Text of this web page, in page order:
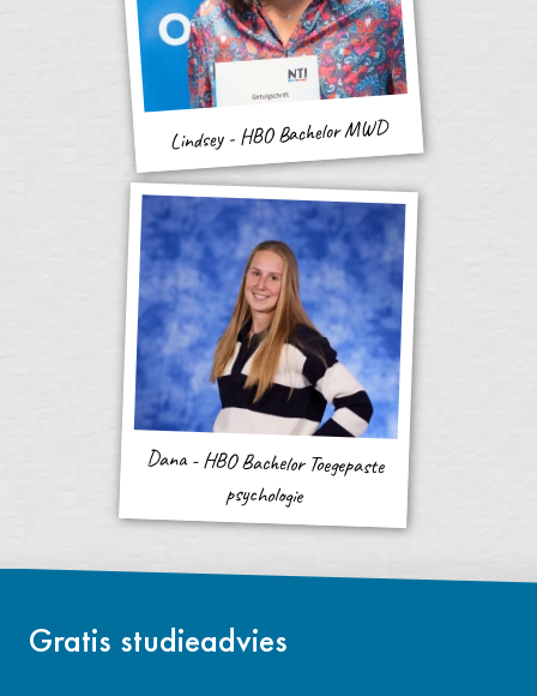
Lindsey - HBO Bachelor MWD
Dana - HBO Bachelor Toegepaste
psychologie
Gratis studieadvies